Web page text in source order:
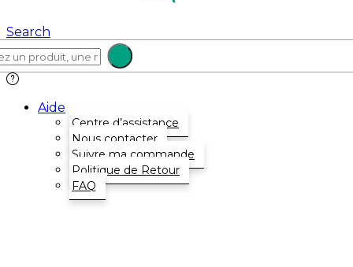
Search
Aide
Centre d’assistance
Nous contacter
Suivre ma commande
Politique de Retour
FAQ